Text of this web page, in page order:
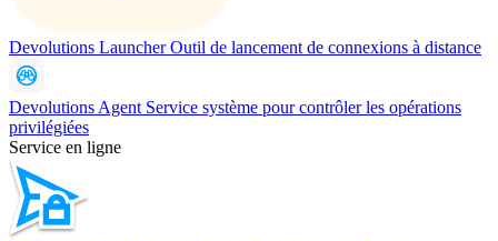
Devolutions LauncherOutil de lancement de connexions à distance
Devolutions Agent Service système pour contrôler les opérations
privilégiées
Service en ligne